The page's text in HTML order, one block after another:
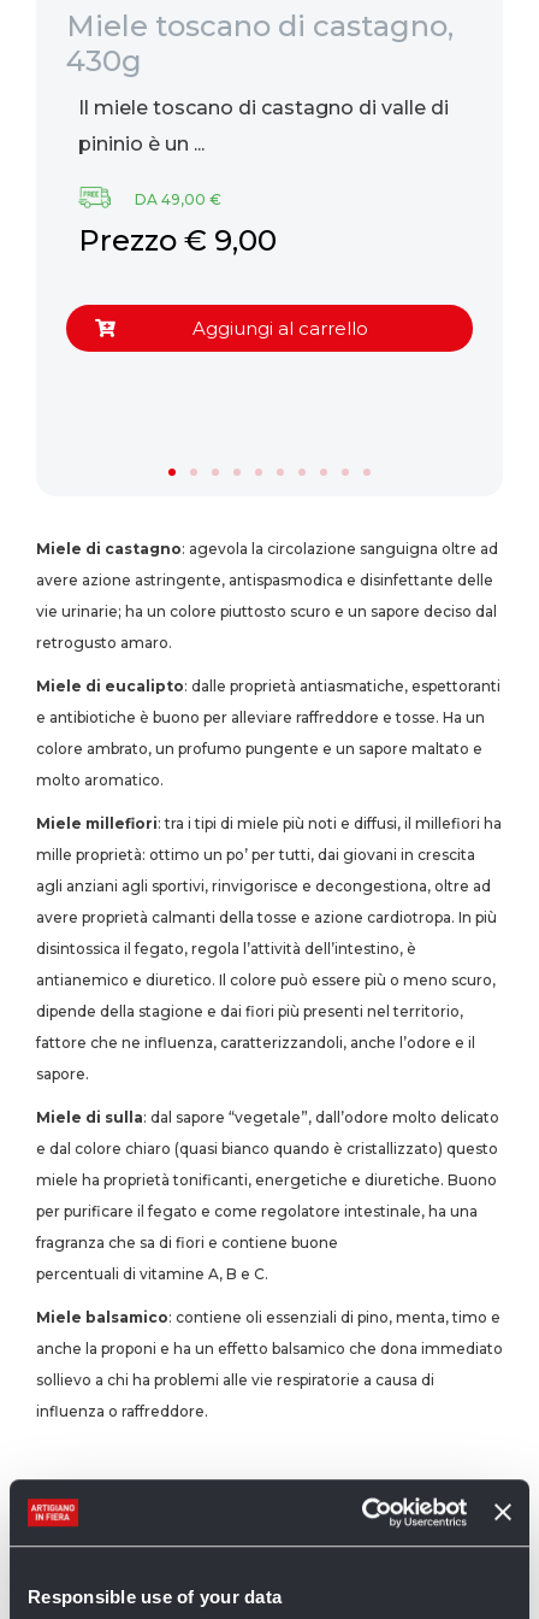
Responsible use of your data
Miele toscano di castagno,
430g
Il miele toscano di castagno di valle di
pininio è un ...
DA 49,00 €
Prezzo € 9,00
Aggiungi al carrello
Miele di castagno: agevola la circolazione sanguigna oltre ad
avere azione astringente, antispasmodica e disinfettante delle
vie urinarie; ha un colore piuttosto scuro e un sapore deciso dal
retrogusto amaro.
Miele di eucalipto: dalle proprietà antiasmatiche, espettoranti
e antibiotiche è buono per alleviare raffreddore e tosse. Ha un
colore ambrato, un profumo pungente e un sapore maltato e
molto aromatico.
Miele millefiori: tra i tipi di miele più noti e diffusi, il millefiori ha
mille proprietà: ottimo un po’ per tutti, dai giovani in crescita
agli anziani agli sportivi, rinvigorisce e decongestiona, oltre ad
avere proprietà calmanti della tosse e azione cardiotropa. In più
disintossica il fegato, regola l’attività dell’intestino, è
antianemico e diuretico. Il colore può essere più o meno scuro,
dipende della stagione e dai fiori più presenti nel territorio,
fattore che ne influenza, caratterizzandoli, anche l’odore e il
sapore.
Miele di sulla: dal sapore “vegetale”, dall’odore molto delicato
e dal colore chiaro (quasi bianco quando è cristallizzato) questo
miele ha proprietà tonificanti, energetiche e diuretiche. Buono
per purificare il fegato e come regolatore intestinale, ha una
fragranza che sa di fiori e contiene buone
percentuali di vitamine A, B e C.
Miele balsamico: contiene oli essenziali di pino, menta, timo e
anche la proponi e ha un effetto balsamico che dona immediato
sollievo a chi ha problemi alle vie respiratorie a causa di
influenza o raffreddore.
MIELI MENO COMUNI
Miele di tiglio: dalle proprietà calmanti, diuretiche e digestive